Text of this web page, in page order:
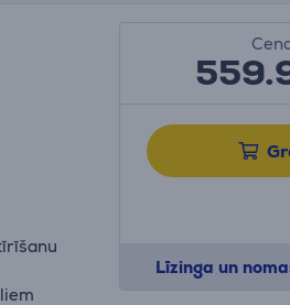
Līzinga un